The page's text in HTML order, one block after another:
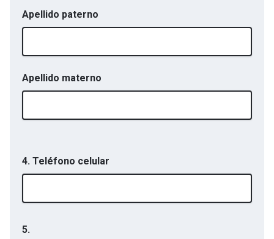
Apellido paterno
Apellido materno
4. Teléfono celular
5.